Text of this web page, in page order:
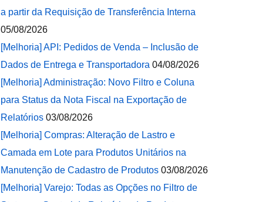
a partir da Requisição de Transferência Interna
05/08/2026
[Melhoria] API: Pedidos de Venda – Inclusão de
Dados de Entrega e Transportadora 04/08/2026
[Melhoria] Administração: Novo Filtro e Coluna
para Status da Nota Fiscal na Exportação de
Relatórios 03/08/2026
[Melhoria] Compras: Alteração de Lastro e
Camada em Lote para Produtos Unitários na
Manutenção de Cadastro de Produtos 03/08/2026
[Melhoria] Varejo: Todas as Opções no Filtro de